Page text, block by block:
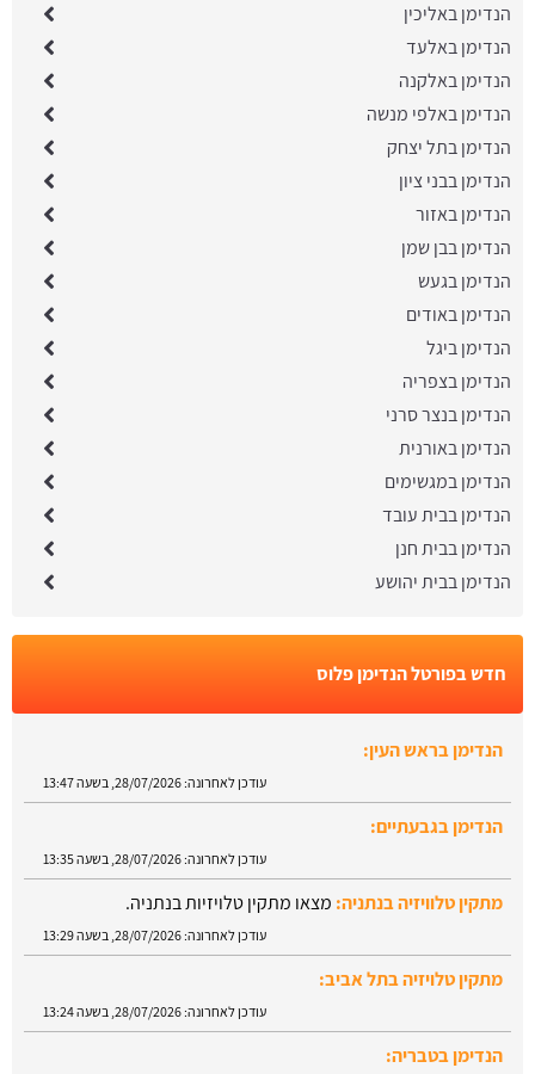
הנדימן באליכין
הנדימן באלעד
הנדימן באלקנה
הנדימן באלפי מנשה
הנדימן בתל יצחק
הנדימן בבני ציון
הנדימן באזור
הנדימן בבן שמן
הנדימן בגעש
הנדימן באודים
הנדימן ביגל
הנדימן בצפריה
הנדימן בנצר סרני
הנדימן באורנית
הנדימן במגשימים
הנדימן בבית עובד
הנדימן בבית חנן
הנדימן בבית יהושע
חדש בפורטל הנדימן פלוס
מצאו מתקין טלויזיות בנתניה.